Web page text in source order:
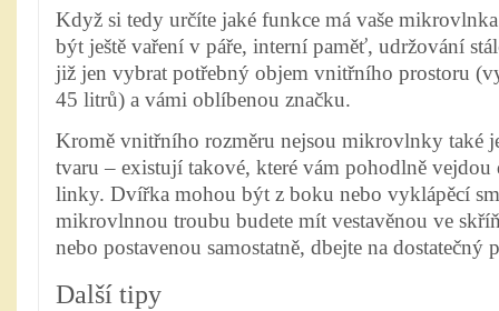
Když si tedy určíte jaké funkce má vaše
být ještě vaření v páře, interní paměť, udržování
již jen vybrat potřebný objem vnitřního prostoru
45 litrů) a vámi oblíbenou značku.
Kromě vnitřního rozměru nejsou mikrovlnky také
tvaru – existují takové, které vám pohodlně
linky. Dvířka mohou být z boku nebo vyklápěcí
mikrovlnnou troubu budete mít vestavěnou ve
nebo postavenou samostatně, dbejte na dostatečný
Další tipy